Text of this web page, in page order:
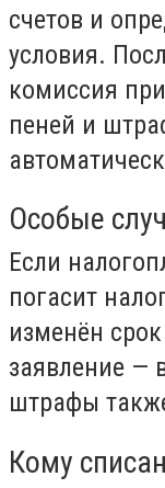
счетов и
условия.
комиссия
пеней и
Особые
Если
погасит
изменён
заявление —
штрафы
Кому